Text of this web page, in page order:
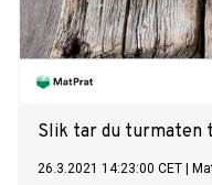
Slik tar du turmaten
26.3.2021 14:23:00 CET